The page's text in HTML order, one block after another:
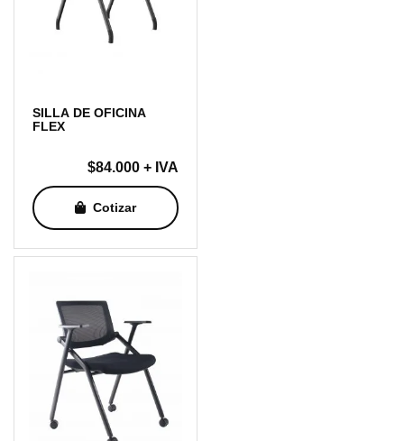
SILLA DE OFICINA
FLEX
$84.000 + IVA
Cotizar